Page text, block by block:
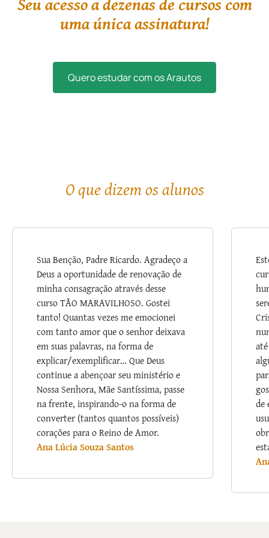
uma única assinatura!
Quero estudar com os Arautos
O que dizem os alunos
Sua Benção, Padre Ricardo. Agradeço a
Deus a oportunidade de renovação de
minha consagração através desse
curso TÃO MARAVILHOSO. Gostei
tanto! Quantas vezes me emocionei
com tanto amor que o senhor deixava
em suas palavras, na forma de
explicar/exemplificar… Que Deus
continue a abençoar seu ministério e
Nossa Senhora, Mãe Santíssima, passe
na frente, inspirando-o na forma de
converter (tantos quantos possíveis)
corações para o Reino de Amor.
Ana Lúcia Souza Santos
de